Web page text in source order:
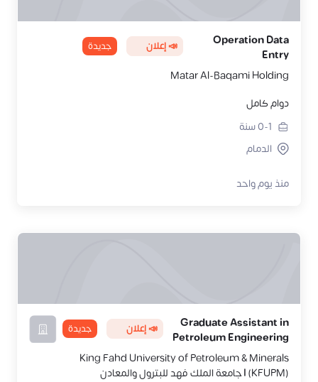
Operation Data
Entry
📣 إعلان جديدة
Matar Al-Baqami Holding
دوام كامل
0-1سنة
الدمام
منذ يوم واحد
Graduate Assistant in
Petroleum Engineering
📣 إعلان جديدة
King Fahd University of Petroleum & Minerals
(KFUPM) | جامعة الملك فهد للبترول والمعادن